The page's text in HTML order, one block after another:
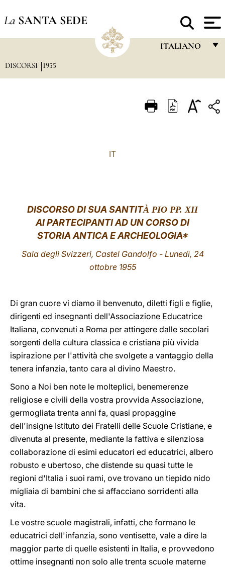
La SANTA SEDE
ITALIANO
ITALIANO
中文
LATINE
DISCORSI 1955
IT
DISCORSO DI SUA SANTITÀ PIO PP. XII
AI PARTECIPANTI AD UN CORSO DI
STORIA ANTICA E ARCHEOLOGIA*
Sala degli Svizzeri, Castel Gandolfo - Lunedì, 24
ottobre 1955
Di gran cuore vi diamo il benvenuto, diletti figli e figlie,
dirigenti ed insegnanti dell'Associazione Educatrice
Italiana, convenuti a Roma per attingere dalle secolari
sorgenti della cultura classica e cristiana più vivida
ispirazione per l'attività che svolgete a vantaggio della
tenera infanzia, tanto cara al divino Maestro.
Sono a Noi ben note le molteplici, benemerenze
religiose e civili della vostra provvida Associazione,
germogliata trenta anni fa, quasi propaggine
dell'insigne Istituto dei Fratelli delle Scuole Cristiane, e
divenuta al presente, mediante la fattiva e silenziosa
collaborazione di esimi educatori ed educatrici, albero
robusto e ubertoso, che distende su quasi tutte le
regioni d'Italia i suoi rami, ove trovano un tiepido nido
migliaia di bambini che si affacciano sorridenti alla
vita.
Le vostre scuole magistrali, infatti, che formano le
educatrici dell'infanzia, sono ventisette, vale a dire la
maggior parte di quelle esistenti in Italia, e provvedono
ottime insegnanti non solo alle trenta scuole materne